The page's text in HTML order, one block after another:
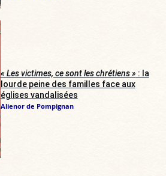
« Les victimes, ce sont les chrétiens » : la
lourde peine des familles face aux
églises vandalisées
Alienor de Pompignan